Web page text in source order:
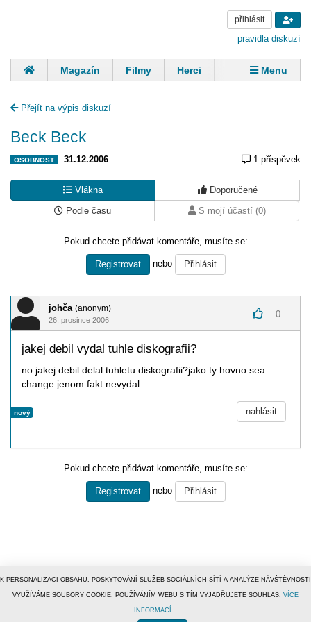
přihlásit
pravidla diskuzí
Magazín Filmy Herci
Zpěváci
Panovníci
Finančníci
Menu
Přejít na výpis diskuzí
Beck Beck
OSOBNOST 31.12.2006 1 příspěvek
Vlákna
Doporučené
Podle času
S mojí účastí (0)
Pokud chcete přidávat komentáře, musíte se:
Registrovat nebo Přihlásit
johča (anonym)
26. prosince 2006
0
jakej debil vydal tuhle diskografii?
no jakej debil delal tuhletu diskografii?jako ty hovno sea
change jenom fakt nevydal.
nový nahlásit
Pokud chcete přidávat komentáře, musíte se:
Registrovat nebo Přihlásit
Tiscali Media, a.s.ISSN 1801-5131
K PERSONALIZACI OBSAHU, POSKYTOVÁNÍ SLUŽEB SOCIÁLNÍCH SÍTÍ A ANALÝZE NÁVŠTĚVNOSTI
VYUŽÍVÁME SOUBORY COOKIE. POUŽÍVÁNÍM WEBU S TÍM VYJADŘUJETE SOUHLAS. VÍCE
INFORMACÍ...